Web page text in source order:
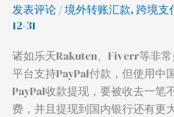
发表评论 /境外转账汇款, 跨境支
12-31
诸如乐天Rakuten、Fiverr等非
平台支持PayPal付款，但使用中
PayPal收款提现，要被收去一笔
费，并且提现到国内银行还有更
款，
无
AFF
收
款！